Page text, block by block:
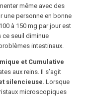
même avec des
une personne en bonne
à 150 mg par jour est
ce seuil diminue
intestinaux.
et Cumulative
aux reins. Il s’agit
silencieuse. Lorsque
microscopiques